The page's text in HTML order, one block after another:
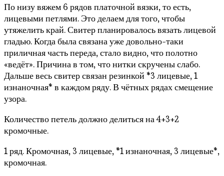
По низу вяжем 6 рядов платочной вязки, то есть,
лицевыми петлями. Это делаем для того, чтобы
утяжелить край. Свитер планировалось вязать лицевой
гладью. Когда была связана уже довольно-таки
приличная часть переда, стало видно, что полотно
«ведёт». Причина в том, что нитки скручены слабо.
Дальше весь свитер связан резинкой *3 лицевые, 1
изнаночная* в каждом ряду. В чётных рядах смещение
узора.
Количество петель должно делиться на 4+3+2
кромочные.
1 ряд. Кромочная, 3 лицевые, *1 изнаночная, 3 лицевые*,
кромочная.